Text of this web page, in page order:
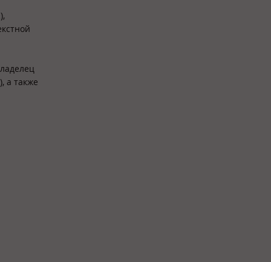
а также